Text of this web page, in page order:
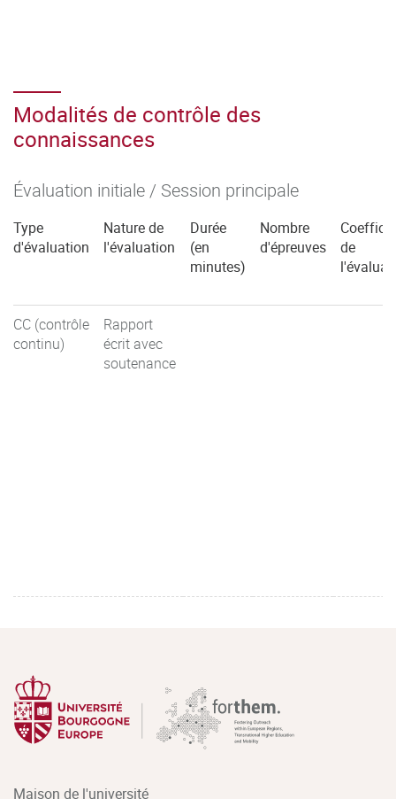
Modalités de contrôle des
connaissances
Évaluation initiale / Session principale
Type
d'évaluation
Nature de
l'évaluation
Durée
(en
minutes)
Nombre
d'épreuves
de
CC (contrôle
continu)
Rapport
écrit avec
soutenance
Maison de l'université